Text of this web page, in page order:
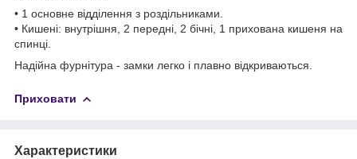
• 1 основне відділення з роздільниками.
• Кишені: внутрішня, 2 передні, 2 бічні, 1 прихована кишеня на
спинці.
Надійна фурнітура - замки легко і плавно відкриваються.
Приховати
Характеристики